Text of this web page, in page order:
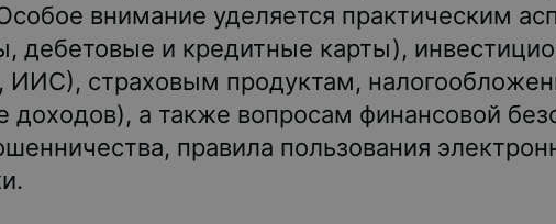
внимание уделяется практическим
дебетовые и кредитные карты),
страховым продуктам,
а также вопросам финансовой
правила пользования